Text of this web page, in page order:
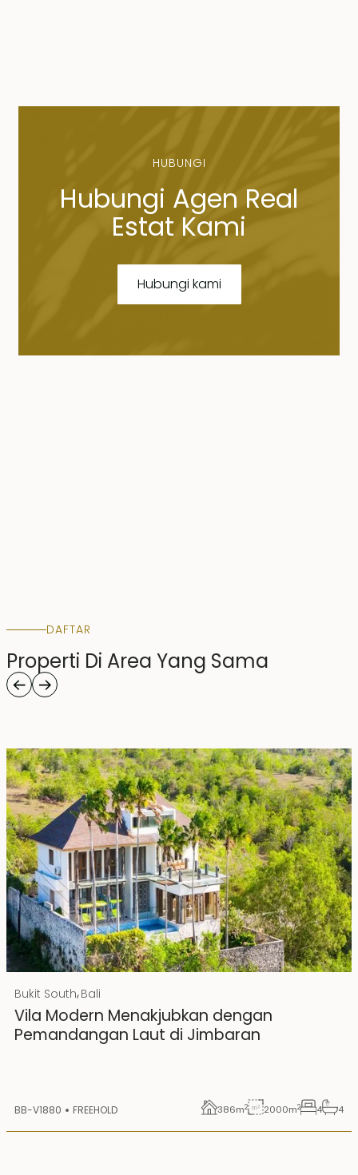
HUBUNGI
Hubungi Agen Real
Estat Kami
Hubungi kami
DAFTAR
Properti Di Area Yang Sama
Rp 20000000000 IDR
Hak Milik
Bukit South,Bali
Vila Modern Menakjubkan dengan
Pemandangan Laut di Jimbaran
BB-V1880 FREEHOLD 386m2 2000m2 4 4